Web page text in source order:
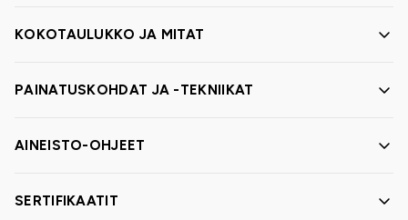
KOKOTAULUKKO JA MITAT
PAINATUSKOHDAT JA -TEKNIIKAT
AINEISTO-OHJEET
SERTIFIKAATIT